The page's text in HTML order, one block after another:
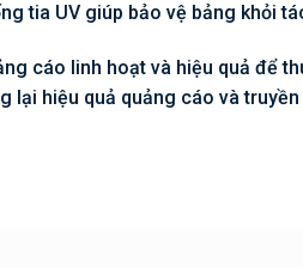
tia UV giúp bảo vệ bảng khỏi
cáo linh hoạt và hiệu quả để
lại hiệu quả quảng cáo và